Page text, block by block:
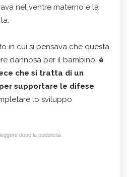
nel ventre materno e la
in cui si pensava che questa
dannosa per il bambino, è
che si tratta di un
supportare le difese
lo sviluppo
dopo la pubblicità